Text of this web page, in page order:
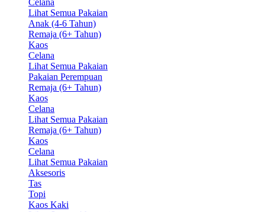
Lihat Semua Pakaian
Anak (4-6 Tahun)
Remaja (6+ Tahun)
Kaos
Celana
Lihat Semua Pakaian
Pakaian Perempuan
Remaja (6+ Tahun)
Kaos
Celana
Lihat Semua Pakaian
Remaja (6+ Tahun)
Kaos
Celana
Lihat Semua Pakaian
Aksesoris
Tas
Topi
Kaos Kaki